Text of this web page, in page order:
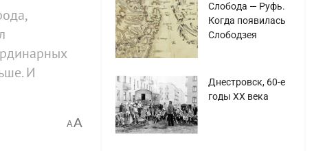
И
AA
Слобода — Руфь.
Когда появилась
Слободзея
Днестровск, 60-е
годы ХХ века